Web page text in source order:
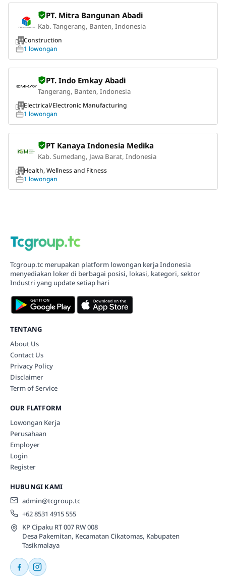
PT. Mitra Bangunan Abadi
Kab. Tangerang, Banten, Indonesia
Construction
1 lowongan
PT. Indo Emkay Abadi
Tangerang, Banten, Indonesia
Electrical/Electronic Manufacturing
1 lowongan
PT Kanaya Indonesia Medika
Kab. Sumedang, Jawa Barat, Indonesia
Health, Wellness and Fitness
1 lowongan
Tcgroup.tc merupakan platform lowongan kerja Indonesia
menyediakan loker di berbagai posisi, lokasi, kategori, sektor
Industri yang update setiap hari
TENTANG
About Us
Contact Us
Privacy Policy
Disclaimer
Term of Service
OUR FLATFORM
Lowongan Kerja
Perusahaan
Employer
Login
Register
HUBUNGI KAMI
admin@tcgroup.tc
+62 8531 4915 555
KP Cipaku RT 007 RW 008
Desa Pakemitan, Kecamatan Cikatomas, Kabupaten
Tasikmalaya